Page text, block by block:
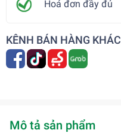
Hoá đơn đầy đủ
KÊNH BÁN HÀNG KHÁC
Mô tả sản phẩm